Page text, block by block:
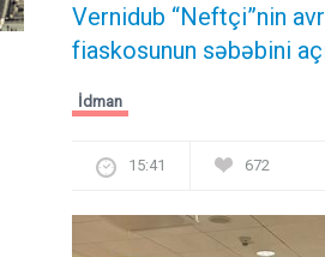
Vernidub “Neftçi”nin
fiaskosunun səbəbini
İdman
15:41 672